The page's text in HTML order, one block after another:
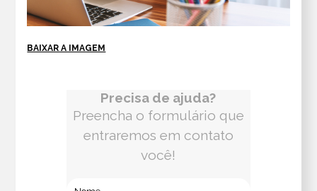
BAIXAR A IMAGEM
Precisa de ajuda?
Preencha o formulário que
entraremos em contato
você!